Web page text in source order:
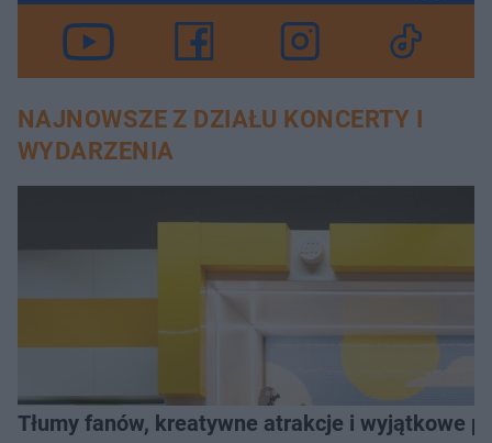
NAJNOWSZE Z DZIAŁU KONCERTY I
WYDARZENIA
Tłumy fanów, kreatywne atrakcje i wyjątkowe